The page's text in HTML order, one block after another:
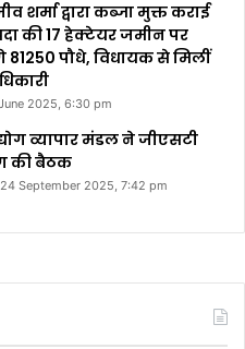
शर्मा द्वारा कब्जा मुक्त कराई
की 17 हेक्टेयर जमीन पर
पौधे, विधायक से मिलीं
2025, 6:30 pm
व्यापार मंडल ने जीएसटी
की बैठक
September 2025, 7:42 pm